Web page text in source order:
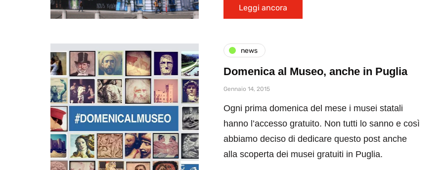
Leggi ancora
news
Domenica al Museo, anche in Puglia
Gennaio 14, 2015
Ogni prima domenica del mese i musei statali
hanno l’accesso gratuito. Non tutti lo sanno e così
abbiamo deciso di dedicare questo post anche
alla scoperta dei musei gratuiti in Puglia.